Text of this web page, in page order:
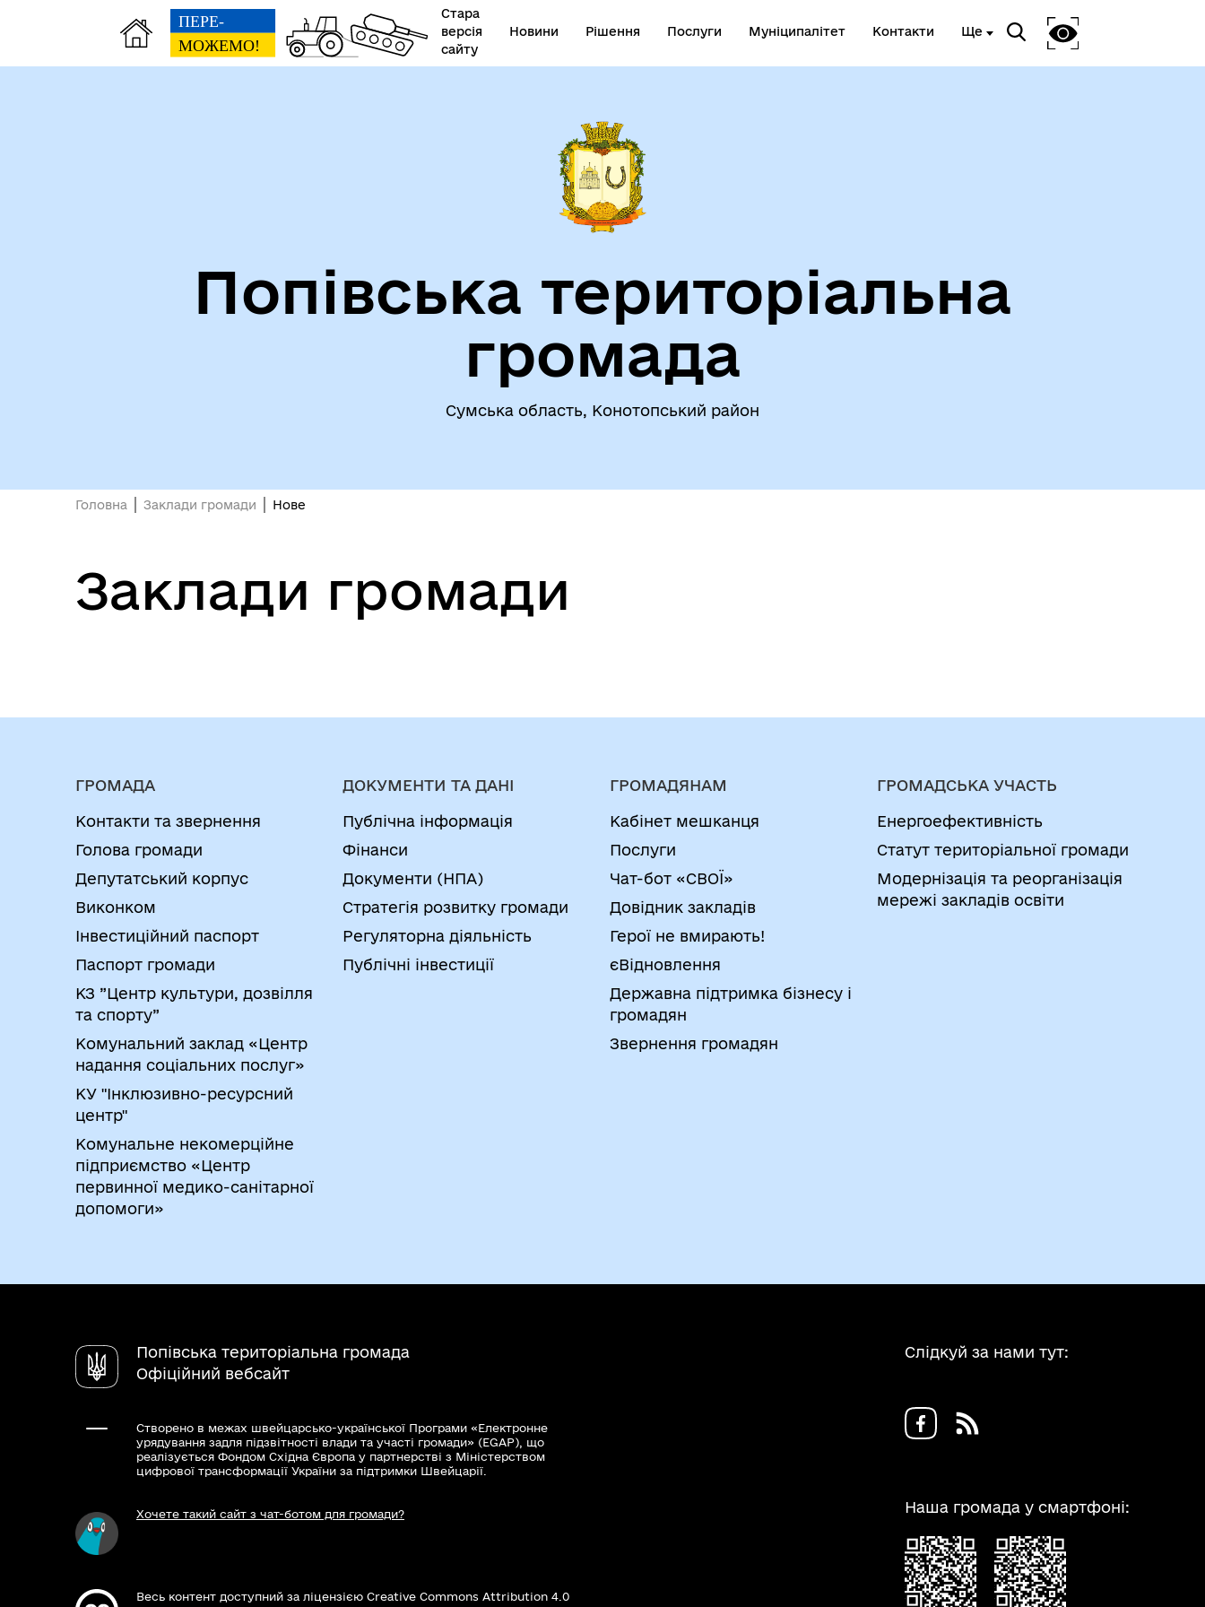
Стара
версія
сайту
Новини Рішення Послуги Муніципалітет Контакти Ще
Безбар’єрний доступ
Попівська територіальна
громада
Сумська область, Конотопський район
Головна Заклади громади Нове
Заклади громади
ГРОМАДА
Контакти та звернення
Голова громади
Депутатський корпус
Виконком
Інвестиційний паспорт
Паспорт громади
КЗ ”Центр культури, дозвілля
та спорту”
Комунальний заклад «Центр
надання соціальних послуг»
КУ "Інклюзивно-ресурсний
центр"
Комунальне некомерційне
підприємство «Центр
первинної медико-санітарної
допомоги»
ДОКУМЕНТИ ТА ДАНІ
Публічна інформація
Фінанси
Документи (НПА)
Стратегія розвитку громади
Регуляторна діяльність
Публічні інвестиції
ГРОМАДЯНАМ
Кабінет мешканця
Послуги
Чат-бот «СВОЇ»
Довідник закладів
Герої не вмирають!
єВідновлення
Державна підтримка бізнесу і
громадян
Звернення громадян
ГРОМАДСЬКА УЧАСТЬ
Енергоефективність
Статут територіальної громади
Модернізація та реорганізація
мережі закладів освіти
Попівська територіальна громада
Офіційний вебсайт
Створено в межах швейцарсько-української Програми «Електронне
урядування задля підзвітності влади та участі громади» (EGAP), що
реалізується Фондом Східна Європа у партнерстві з Міністерством
цифрової трансформації України за підтримки Швейцарії.
Хочете такий сайт з чат-ботом для громади?
Весь контент доступний за ліцензією Creative Commons Attribution 4.0
Слідкуй за нами тут:
Наша громада у смартфоні: